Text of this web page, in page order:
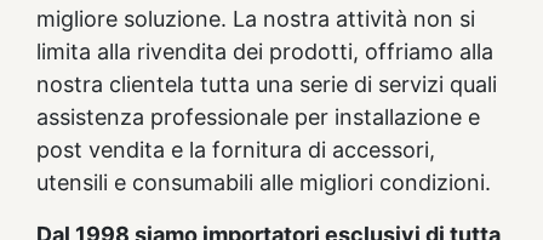
migliore soluzione. La nostra attività non si
limita alla rivendita dei prodotti, offriamo alla
nostra clientela tutta una serie di servizi quali
assistenza professionale per installazione e
post vendita e la fornitura di accessori,
utensili e consumabili alle migliori condizioni.
Dal 1998 siamo importatori esclusivi di tutta